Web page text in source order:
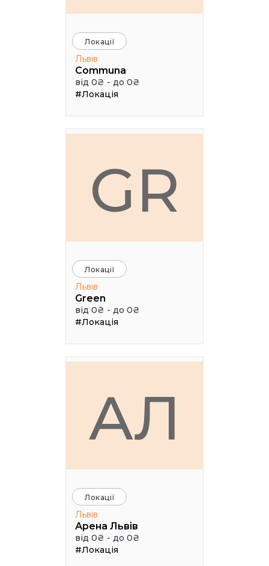
Локації
Львів
Communa
від 0₴ - до 0₴
#Локація
GR
Локації
Львів
Green
від 0₴ - до 0₴
#Локація
АЛ
Локації
Львів
Арена Львів
від 0₴ - до 0₴
#Локація